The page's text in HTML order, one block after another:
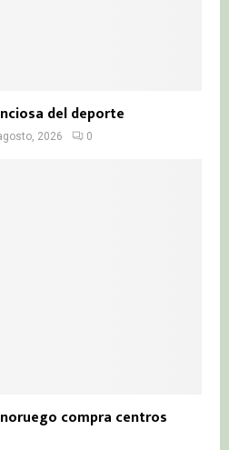
del deporte
2026 0
compra centros